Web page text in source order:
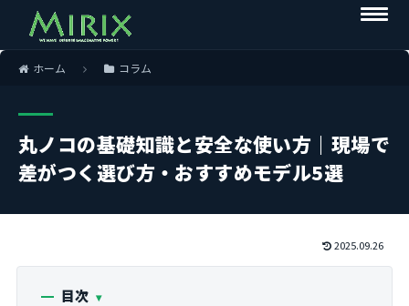
ホーム コラム
丸ノコの基礎知識と安全な使い方｜現場で
差がつく選び方・おすすめモデル5選
2025.09.26
目次